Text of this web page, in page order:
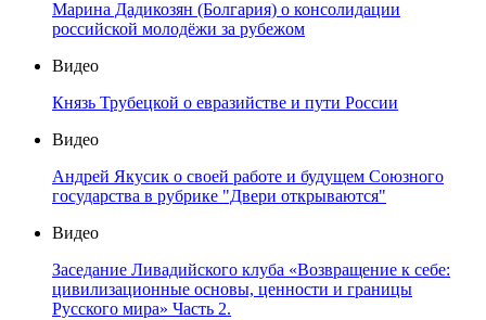
Марина Дадикозян (Болгария) о консолидации
российской молодёжи за рубежом
Видео
Князь Трубецкой о евразийстве и пути России
Видео
Андрей Якусик о своей работе и будущем Союзного
государства в рубрике "Двери открываются"
Видео
Заседание Ливадийского клуба «Возвращение к себе:
цивилизационные основы, ценности и границы
Русского мира» Часть 2.